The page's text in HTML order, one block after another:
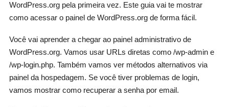
WordPress.org pela primeira vez. Este guia vai te mostrar
como acessar o painel de WordPress.org de forma fácil.
Você vai aprender a chegar ao painel administrativo de
WordPress.org. Vamos usar URLs diretas como /wp-admin e
/wp-login.php. Também vamos ver métodos alternativos via
painel da hospedagem. Se você tiver problemas de login,
vamos mostrar como recuperar a senha por email.